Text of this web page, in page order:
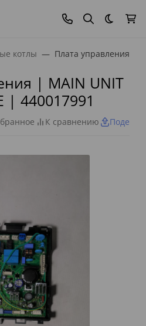
Темная
котлы Плата управления |
| MAIN UNIT
| 440017991
К сравнению